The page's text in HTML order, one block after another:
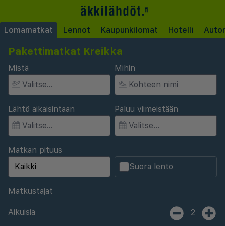
Lomamatkat Lennot Kaupunkilomat Hotelli
Pakettimatkat Kreikka
Mistä Mihin
Lähtö aikaisintaan Paluu viimeistään
Matkan pituus
Suora lento
Matkustajat
Aikuisia 2